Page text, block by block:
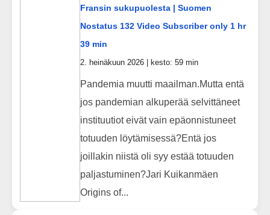
Fransin sukupuolesta | Suomen
Nostatus 132 Video Subscriber only 1 hr
39 min
2. heinäkuun 2026 | kesto: 59 min
Pandemia muutti maailman.Mutta entä
jos pandemian alkuperää selvittäneet
instituutiot eivät vain epäonnistuneet
totuuden löytämisessä?Entä jos
joillakin niistä oli syy estää totuuden
paljastuminen?Jari Kuikanmäen
Origins of...